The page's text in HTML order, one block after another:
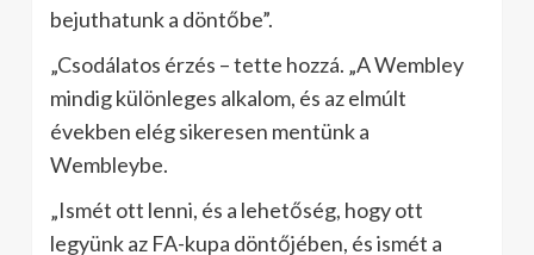
bejuthatunk a döntőbe”.
„Csodálatos érzés – tette hozzá. „A Wembley
mindig különleges alkalom, és az elmúlt
években elég sikeresen mentünk a
Wembleybe.
„Ismét ott lenni, és a lehetőség, hogy ott
legyünk az FA-kupa döntőjében, és ismét a